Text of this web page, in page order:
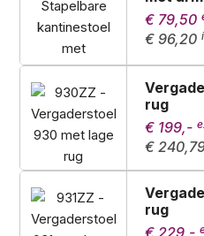
€ 79,50
€ 96,20
rug
€ 199,-
€
rug
€ 229,-